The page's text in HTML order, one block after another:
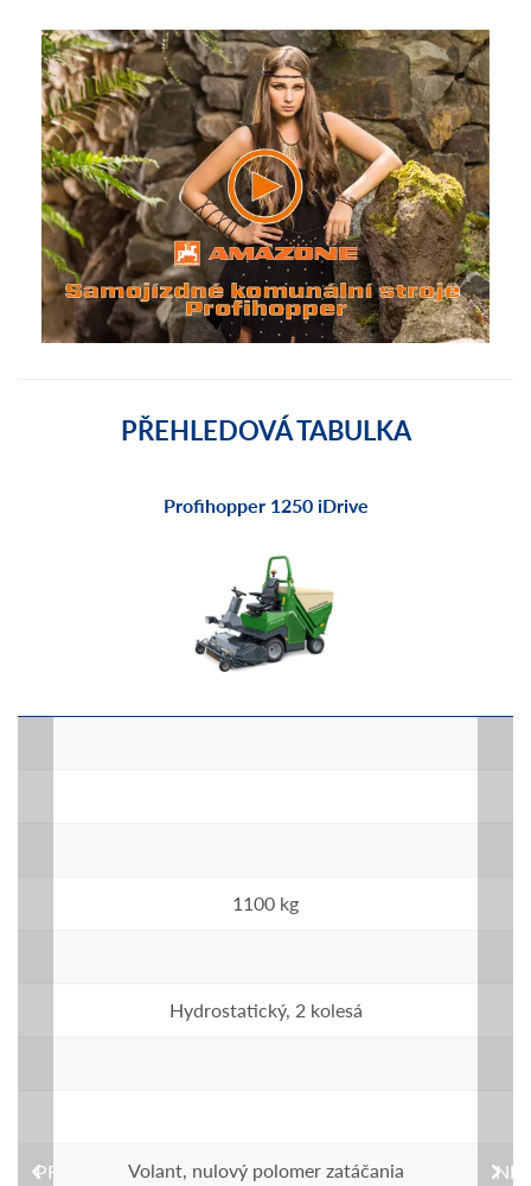
PŘEHLEDOVÁ TABULKA
PREVIOUS
Profihopper 1250 iDrive
1100 kg
Hydrostatický, 2 kolesá
Volant, nulový polomer zatáčania